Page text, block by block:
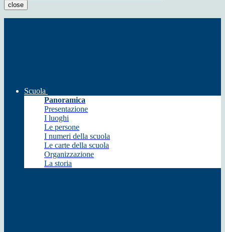
close
Scuola
Panoramica
Presentazione
I luoghi
Le persone
I numeri della scuola
Le carte della scuola
Organizzazione
La storia